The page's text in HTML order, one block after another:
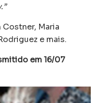
Costner, Maria
e mais.
em 16/07